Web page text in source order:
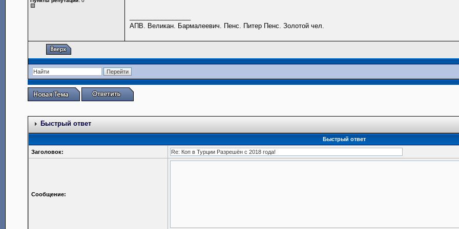
АПВ. Великан. Бармалеевич. Пенс. Питер Пенс. Золотой чел.
Быстрый ответ
Быстрый ответ
Заголовок:
Сообщение: